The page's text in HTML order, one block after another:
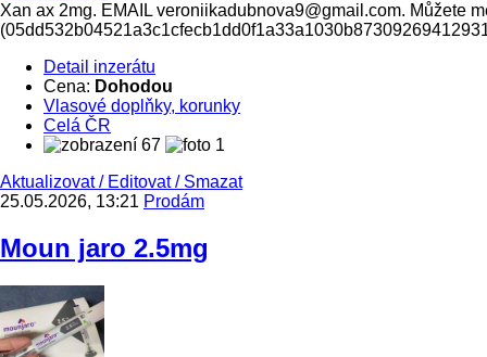
Xan ax 2mg. EMAIL veroniikadubnova9@gmail.com. Můžete
Detail inzerátu
Cena: Dohodou
Vlasové doplňky, korunky
Celá ČR
67
1
Aktualizovat/ Editovat/ Smazat
25.05.2026, 13:21 Prodám
Moun jaro 2.5mg